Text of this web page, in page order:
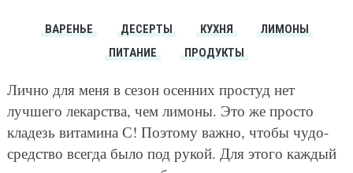
ВАРЕНЬЕ ДЕСЕРТЫ КУХНЯ
ЛИМОНЫ
ПИТАНИЕ
ПРОДУКТЫ
Лично для меня в сезон осенних простуд нет
лучшего лекарства, чем лимоны. Это же просто
кладезь витамина С! Поэтому важно, чтобы чудо-
средство всегда было под рукой. Для этого каждый